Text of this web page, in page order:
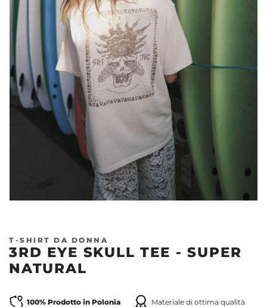
T-SHIRT DA DONNA
3RD EYE SKULL TEE - SUPER
NATURAL
100% Prodotto in Polonia Materiale di ottima qualità